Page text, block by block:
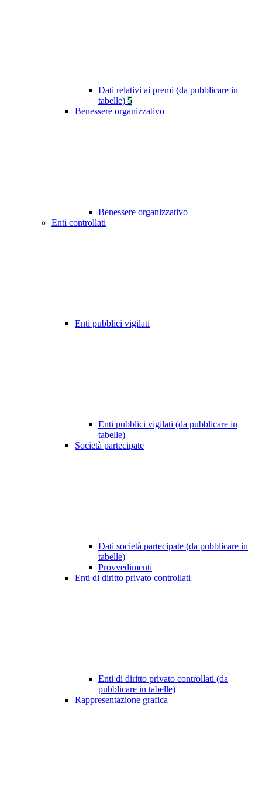
Dati relativi ai premi (da pubblicare in
tabelle) 5
Benessere organizzativo
Benessere organizzativo
Enti controllati
Enti pubblici vigilati
Enti pubblici vigilati (da pubblicare in
tabelle)
Società partecipate
Dati società partecipate (da pubblicare in
tabelle)
Provvedimenti
Enti di diritto privato controllati
Enti di diritto privato controllati (da
pubblicare in tabelle)
Rappresentazione grafica